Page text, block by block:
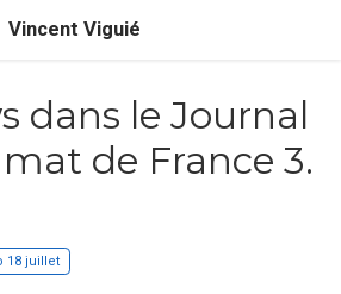
Vincent Viguié
dans le Journal
de France 3.
18 juillet